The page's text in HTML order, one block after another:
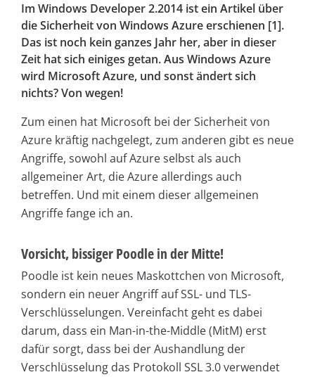
Im Windows Developer 2.2014 ist ein Artikel über
die Sicherheit von Windows Azure erschienen [1].
Das ist noch kein ganzes Jahr her, aber in dieser
Zeit hat sich einiges getan. Aus Windows Azure
wird Microsoft Azure, und sonst ändert sich
nichts? Von wegen!
Zum einen hat Microsoft bei der Sicherheit von
Azure kräftig nachgelegt, zum anderen gibt es neue
Angriffe, sowohl auf Azure selbst als auch
allgemeiner Art, die Azure allerdings auch
betreffen. Und mit einem dieser allgemeinen
Angriffe fange ich an.
Vorsicht, bissiger Poodle in der Mitte!
Poodle ist kein neues Maskottchen von Microsoft,
sondern ein neuer Angriff auf SSL- und TLS-
Verschlüsselungen. Vereinfacht geht es dabei
darum, dass ein Man-in-the-Middle (MitM) erst
dafür sorgt, dass bei der Aushandlung der
Verschlüsselung das Protokoll SSL 3.0 verwendet